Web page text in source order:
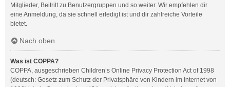
Mitglieder, Beitritt zu Benutzergruppen und so weiter. Wir empfehlen dir
eine Anmeldung, da sie schnell erledigt ist und dir zahlreiche Vorteile
bietet.
Nach oben
Was ist COPPA?
COPPA, ausgeschrieben Children’s Online Privacy Protection Act of 1998
(deutsch: Gesetz zum Schutz der Privatsphäre von Kindern im Internet von